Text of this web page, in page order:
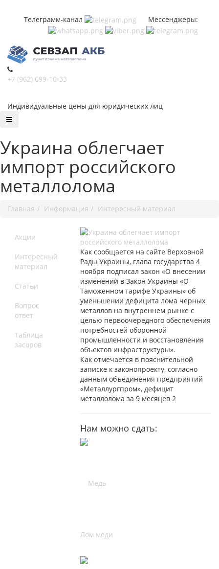
Телеграмм-канал Мессенджеры:
+7 (962) 699-10-33
Индивидуальные цены для юридических лиц
Украина облегчает
импорт российского
металлолома
Главная Информация Интересный материал
Акции
Интересный
материал
Статьи
Вопрос
ответ
Таблица
засоров
Как сообщается на сайте Верховной
Рады Украины, глава государства 4
ноября подписал закон «О внесении
изменений в Закон Украины «О
Таможенном тарифе Украины» об
уменьшении дефицита лома черных
металлов на внутреннем рынке с
целью первоочередного обеспечения
потребностей оборонной
промышленности и восстановления
объектов инфраструктуры».
Как отмечается в пояснительной
записке к законопроекту, согласно
данным объединения предприятий
«Металлургпром», дефицит
металлолома за 9 месяцев 2
Нам можно сдать:
Лом меди